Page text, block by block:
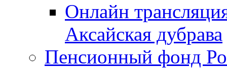
Онлайн
Аксайская дубрава
Пенсионный фонд